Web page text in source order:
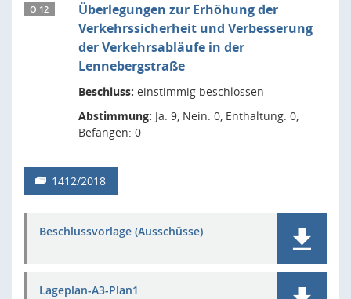
Ö 12
Überlegungen zur Erhöhung der
Verkehrssicherheit und Verbesserung
der Verkehrsabläufe in der
Lennebergstraße
Beschluss: einstimmig beschlossen
Abstimmung: Ja: 9, Nein: 0, Enthaltung: 0,
Befangen: 0
1412/2018
Beschlussvorlage (Ausschüsse)
Lageplan-A3-Plan1